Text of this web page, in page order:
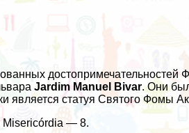
Jardim Manuel Bivar. Они
является статуя Святого Фомы
Misericórdia — 8.